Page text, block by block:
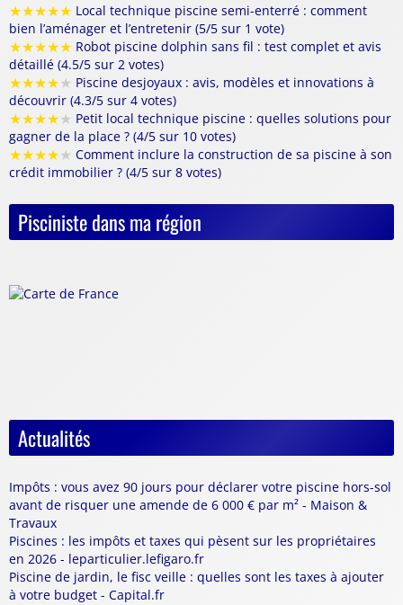
★★★★★ Local technique piscine semi-enterré : comment
bien l’aménager et l’entretenir (5/5 sur 1 vote)
★★★★★ Robot piscine dolphin sans fil : test complet et avis
détaillé (4.5/5 sur 2 votes)
★★★★★ Piscine desjoyaux : avis, modèles et innovations à
découvrir (4.3/5 sur 4 votes)
★★★★★ Petit local technique piscine : quelles solutions pour
gagner de la place ? (4/5 sur 10 votes)
★★★★★ Comment inclure la construction de sa piscine à son
crédit immobilier ? (4/5 sur 8 votes)
Pisciniste dans ma région
Actualités
Impôts : vous avez 90 jours pour déclarer votre piscine hors-sol
avant de risquer une amende de 6 000 € par m² - Maison &
Travaux
Piscines : les impôts et taxes qui pèsent sur les propriétaires
en 2026 - leparticulier.lefigaro.fr
Piscine de jardin, le fisc veille : quelles sont les taxes à ajouter
à votre budget - Capital.fr